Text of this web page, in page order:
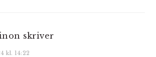
skriver
kl. 14:22